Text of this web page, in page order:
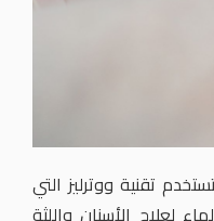
تقنية ووترليز التي
لعلاج الأسنان واللثة